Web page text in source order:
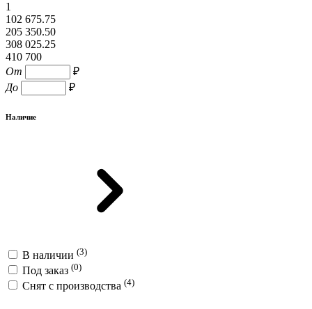
1
102 675.75
205 350.50
308 025.25
410 700
От
₽
До
₽
Наличие
В наличии (3)
Под заказ (0)
Снят с производства (4)